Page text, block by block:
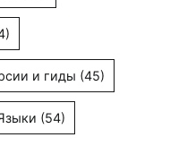
и гиды (45)
(54)